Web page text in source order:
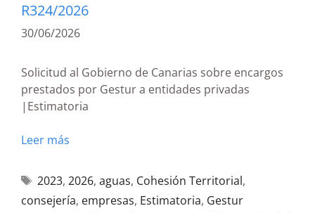
R324/2026
30/06/2026
Solicitud al Gobierno de Canarias sobre encargos
prestados por Gestur a entidades privadas
|Estimatoria
Leer más
2023, 2026, aguas, Cohesión Territorial,
consejería, empresas, Estimatoria, Gestur